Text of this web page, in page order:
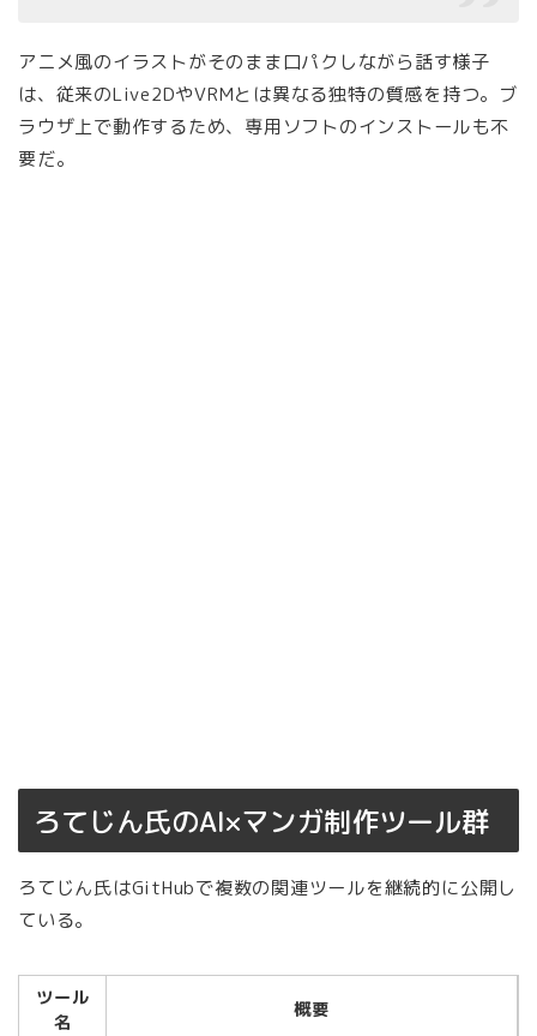
アニメ風のイラストがそのまま口パクしながら話す様子
は、従来のLive2DやVRMとは異なる独特の質感を持つ。ブ
ラウザ上で動作するため、専用ソフトのインストールも不
要だ。
ろてじん氏のAI×マンガ制作ツール群
ろてじん氏はGitHubで複数の関連ツールを継続的に公開し
ている。
ツール
名
概要